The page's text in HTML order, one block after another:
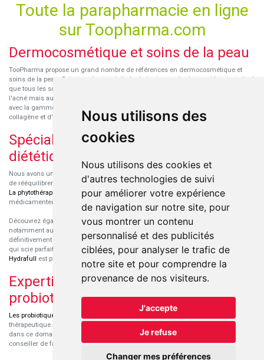
Nous utilisons des
cookies
Nous utilisons des cookies et
d'autres technologies de suivi
pour améliorer votre expérience
de navigation sur notre site, pour
vous montrer un contenu
personnalisé et des publicités
ciblées, pour analyser le trafic de
notre site et pour comprendre la
provenance de nos visiteurs.
J'accepte
Je refuse
Changer mes préférences
Toute la parapharmacie en ligne
sur Toopharma.com
Dermocosmétique et soins de la peau
TooPharma propose un grand nombre de références en dermocosmétique et
soins de la peau. Retrouvez les produits hydratants pour le visage et le corps ainsi
que tous les soins pour peaux sensibles ou à tendance atopique, les soins pour
l'acné mais aussi des démaquillants. Découvrez nos nouvelles références SVR
avec la gamme anti-âge pour les peaux encore jeunes
collagène et d'acide hyaluronique.
Spécialisation en micronutrition et
diététique
Nous avons un engouement particulier pour la micronutrition qui permet souvent
de rééquilibrer des carences ou d'améliorer des troubles métaboliques mineurs.
La phytothérapie
l'aromathérapiesont souvent complémentaires de traitements
médicamenteux lorsqu'ils sont bien conseillés.
Découvrez également les protéines et les produits de nutrition sportive,
notamment au sein de la gamme française
Eric Favre
. Cette gamme est
définitivement axée sur le choix qualitatif des ingrédients et sur une formulation
qui scie parfaitement aux besoins de chaque sportif. La gamme hydratation
Hydrafull est pensée pour une hydratation maximale.
Expertise dans le domaine des
probiotiques
Les probiotiques
font parti des découvertes médicales majeures dans l'arsenal
thérapeutique naturel de ces dernières années. Nous nous sommes spécialisés
dans ce domaine pour sélectionner les produits de qualité et pour pouvoir vous
conseiller de façon pertinente.